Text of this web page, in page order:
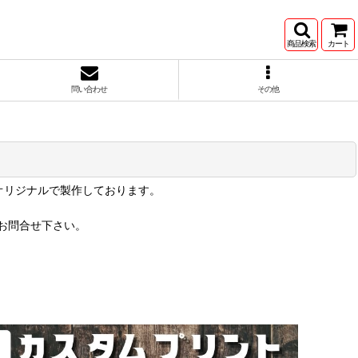
商品検索 カート
問い合わせ その他
ジナルで製作しております。
合せ下さい。